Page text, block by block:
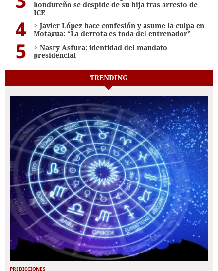
hondureño se despide de su hija tras arresto de
ICE
4
Javier López hace confesión y asume la culpa en
Motagua: “La derrota es toda del entrenador”
5
Nasry Asfura: identidad del mandato
presidencial
TRENDING
PREDICCIONES